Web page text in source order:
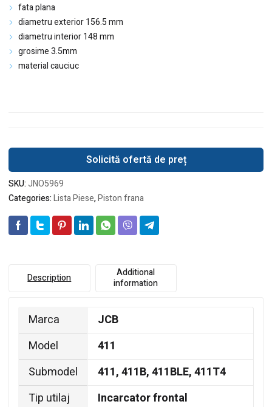
fata plana
diametru exterior 156.5 mm
diametru interior 148 mm
grosime 3.5mm
material cauciuc
Solicită ofertă de preț
SKU:JNO5969
Categories:Lista Piese,Piston frana
Description
Additional
information
Marca
JCB
Model
411
Submodel
411, 411B, 411BLE, 411T4
Tip utilaj
Incarcator frontal